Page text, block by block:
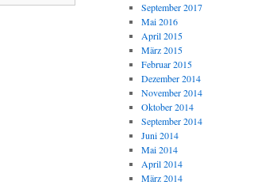
September 2017
Mai 2016
April 2015
März 2015
Februar 2015
Dezember 2014
November 2014
Oktober 2014
September 2014
Juni 2014
Mai 2014
April 2014
März 2014